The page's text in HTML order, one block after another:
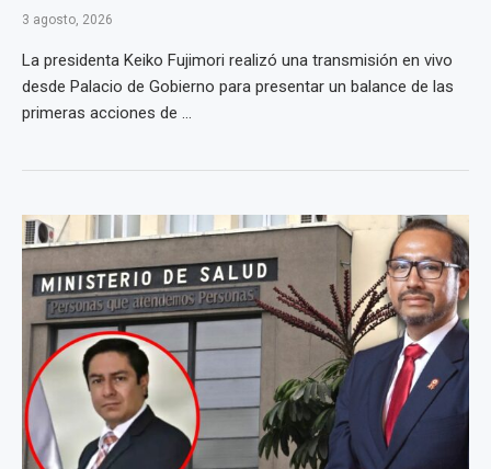
3 agosto, 2026
La presidenta Keiko Fujimori realizó una transmisión en vivo
desde Palacio de Gobierno para presentar un balance de las
primeras acciones de ...